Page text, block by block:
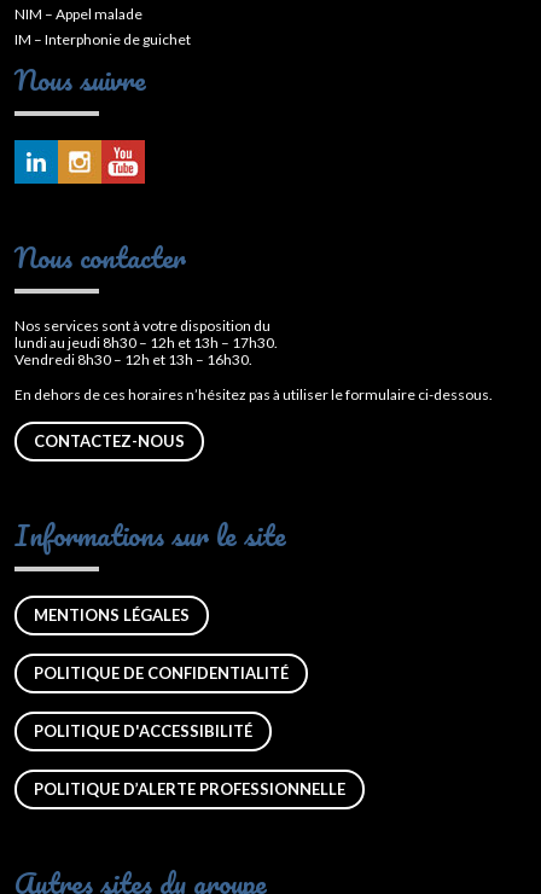
NIM – Appel malade
IM – Interphonie de guichet
Nous suivre
Nous contacter
Nos services sont à votre disposition du
lundi au jeudi 8h30 – 12h et 13h – 17h30.
Vendredi 8h30 – 12h et 13h – 16h30.
En dehors de ces horaires n’hésitez pas à utiliser le formulaire ci-dessous.
CONTACTEZ-NOUS
Informations sur le site
MENTIONS LÉGALES
POLITIQUE DE CONFIDENTIALITÉ
POLITIQUE D'ACCESSIBILITÉ
POLITIQUE D’ALERTE PROFESSIONNELLE
Autres sites du groupe